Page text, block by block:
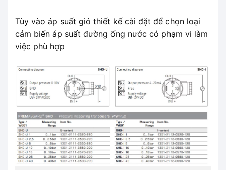
Tùy vào áp suất gió thiết kế cài đặt để chọn loại
cảm biến áp suất đường ống nước có phạm vi làm
việc phù hợp